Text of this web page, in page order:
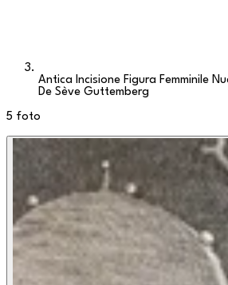
Antica Incisione Figura Femminile
De Sève Guttemberg
5 foto